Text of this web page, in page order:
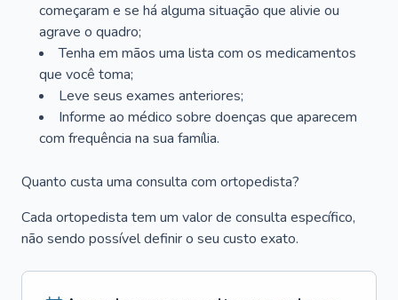
começaram e se há alguma situação que alivie ou
agrave o quadro;
Tenha em mãos uma lista com os medicamentos
que você toma;
Leve seus exames anteriores;
Informe ao médico sobre doenças que aparecem
com frequência na sua família.
Quanto custa uma consulta com ortopedista?
Cada ortopedista tem um valor de consulta específico,
não sendo possível definir o seu custo exato.